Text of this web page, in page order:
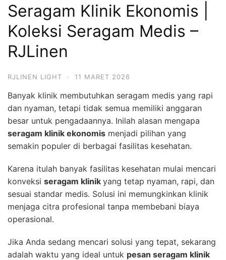
Seragam Klinik Ekonomis |
Koleksi Seragam Medis –
RJLinen
RJLINEN LIGHT · 11 MARET 2026
Banyak klinik membutuhkan seragam medis yang rapi
dan nyaman, tetapi tidak semua memiliki anggaran
besar untuk pengadaannya. Inilah alasan mengapa
seragam klinik ekonomis menjadi pilihan yang
semakin populer di berbagai fasilitas kesehatan.
Karena itulah banyak fasilitas kesehatan mulai mencari
konveksi seragam klinik yang tetap nyaman, rapi, dan
sesuai standar medis. Solusi ini memungkinkan klinik
menjaga citra profesional tanpa membebani biaya
operasional.
Jika Anda sedang mencari solusi yang tepat, sekarang
adalah waktu yang ideal untuk pesan seragam klinik